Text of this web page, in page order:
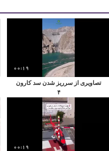
00:19
تصاویری از سرریز شدن سد کارون
۴
00:19